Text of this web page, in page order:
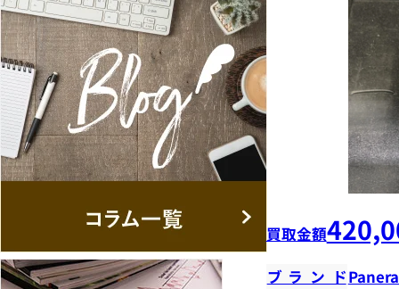
買取金額
ブランド